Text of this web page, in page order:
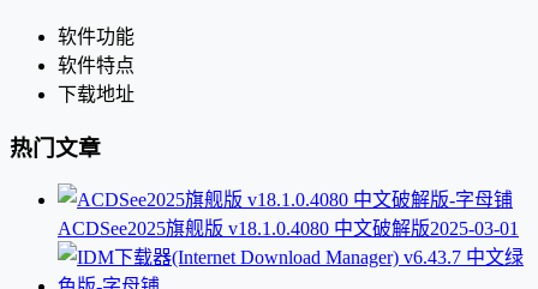
软件功能
软件特点
下载地址
热门文章
ACDSee2025旗舰版 v18.1.0.4080 中文破解版2025-03-01